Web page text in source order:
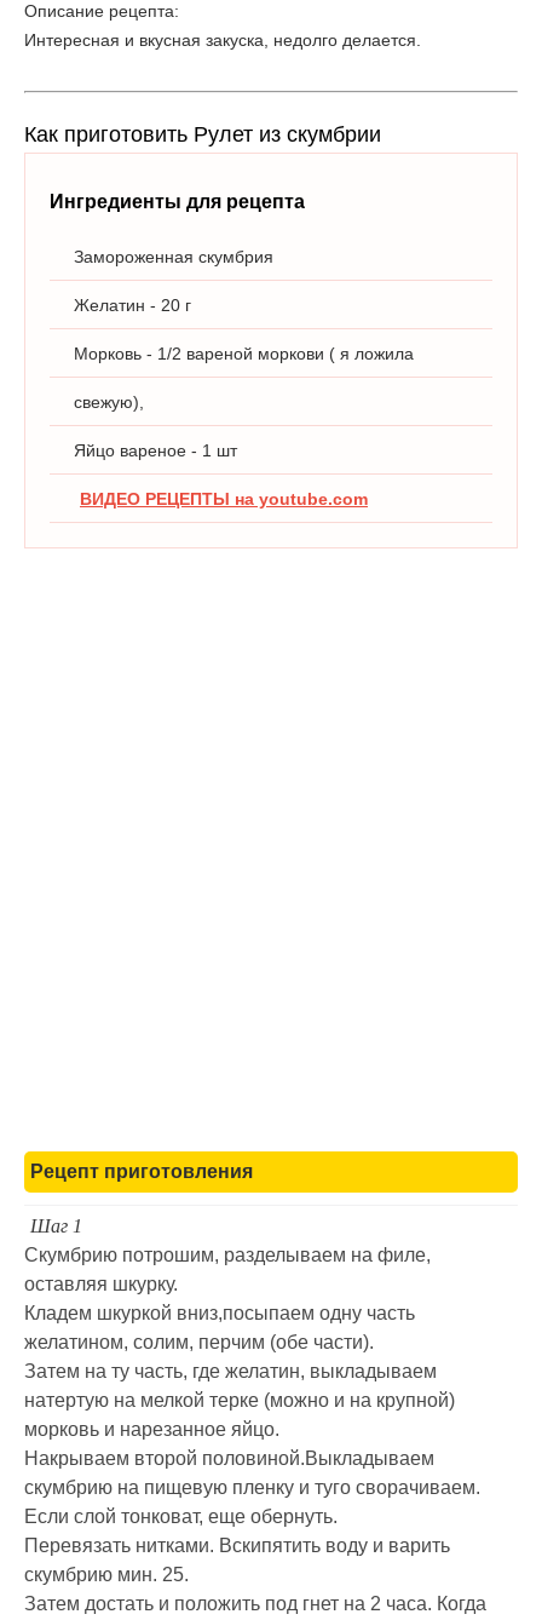
Описание рецепта:
Интересная и вкусная закуска, недолго делается.
Как приготовить Рулет из скумбрии
Ингредиенты для рецепта
Замороженная скумбрия
Желатин - 20 г
Морковь - 1/2 вареной моркови ( я ложила
свежую),
Яйцо вареное - 1 шт
ВИДЕО РЕЦЕПТЫ на youtube.com
Рецепт приготовления
Шаг 1
Скумбрию потрошим, разделываем на филе,
оставляя шкурку.
Кладем шкуркой вниз,посыпаем одну часть
желатином, солим, перчим (обе части).
Затем на ту часть, где желатин, выкладываем
натертую на мелкой терке (можно и на крупной)
морковь и нарезанное яйцо.
Накрываем второй половиной.Выкладываем
скумбрию на пищевую пленку и туго сворачиваем.
Если слой тонковат, еще обернуть.
Перевязать нитками. Вскипятить воду и варить
скумбрию мин. 25.
Затем достать и положить под гнет на 2 часа. Когда